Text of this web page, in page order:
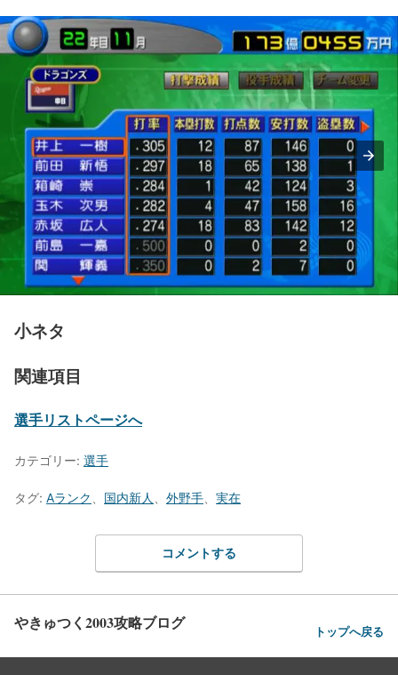
小ネタ
関連項目
選手リストページへ
カテゴリー: 選手
タグ: Aランク 国内新人 外野手 実在
コメントする
やきゅつく2003攻略ブログ トップへ戻る